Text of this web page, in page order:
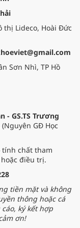
thị Lideco, Hoài Đức
Sơn Nhì, TP Hồ
- GS.TS Trương
GĐ Học
tính chất tham
điều trị.
tiền mặt và không
thông hoặc cá
ký kết hợp
ơn!